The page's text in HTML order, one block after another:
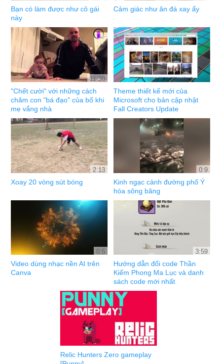
Bạn có làm được như cô gái
này
Cảm giác như ăn đá xay ấy
11:30
"Chết cười" với những cách
chăm con "bá đạo" của bố khi
mẹ vắng nhà
Theme thiết kế mới của
Microsoft cho bản cập nhật
Fall Creators Update
2:13
Xoay 20 vòng sút bóng
0:9
Kinh ngạc cảnh đường phố Ý
hóa sông băng
0:5
Video dùng nhạc nền AI trên
Canva
3:59
Hướng dẫn đổi code Thần
Kiếm Phong Ma Lục và danh
sách code mới nhất
Relic Hunters Zero gameplay